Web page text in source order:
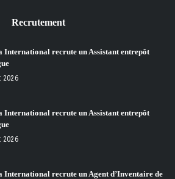
Recrutement
International recrute un Assistant entrepôt
2026
International recrute un Assistant entrepôt
2026
International recrute un Agent d’Inventaire de